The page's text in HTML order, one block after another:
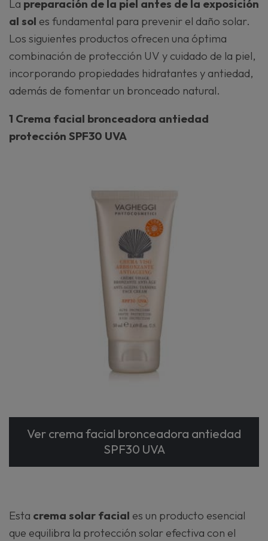
La preparación de la piel antes de la exposición
al sol es fundamental para prevenir el daño solar.
Los siguientes productos ofrecen una óptima
combinación de protección UV y cuidado de la piel,
incorporando propiedades hidratantes y antiedad,
además de fomentar un bronceado natural.
1 Crema facial bronceadora antiedad
protección SPF30 UVA
Ver crema facial bronceadora antiedad
SPF30 UVA
Esta crema solar facial es un producto esencial
que equilibra la protección solar efectiva con el